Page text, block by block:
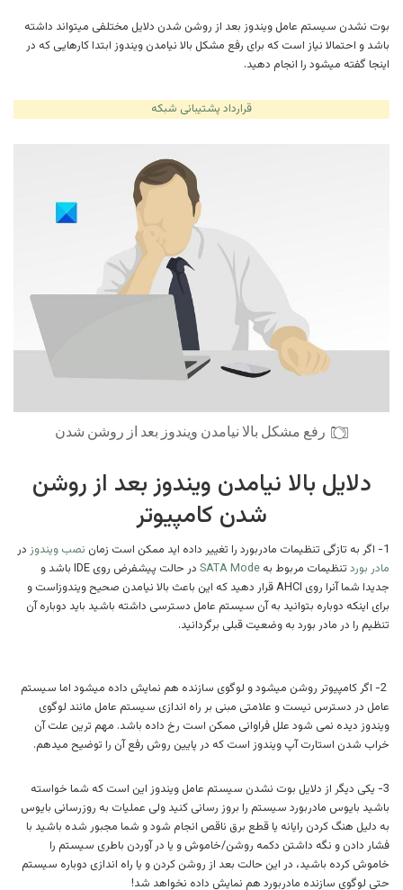
بوت نشدن سیستم عامل ویندوز بعد از روشن شدن دلایل مختلفی میتواند داشته
باشد و احتمالا نیاز است که برای رفع مشکل بالا نیامدن ویندوز ابتدا کارهایی که در
اینجا گفته میشود را انجام دهید.
قرارداد پشتیبانی شبکه
رفع مشکل بالا نیامدن ویندوز بعد از روشن شدن
دلایل بالا نیامدن ویندوز بعد از روشن
شدن کامپیوتر
1- اگر به تازگی تنظیمات مادربورد را تغییر داده اید ممکن است زمان نصب ویندوز در
مادر بورد تنظیمات مربوط به SATA Mode
در حالت پیشفرض روی IDE باشد و
جدیدا شما آنرا روی AHCI قرار دهید که این باعث بالا نیامدن صحیح ویندوزاست و
برای اینکه دوباره بتوانید به آن سیستم عامل دسترسی داشته باشید باید دوباره آن
تنظیم را در مادر بورد به وضعیت قبلی برگردانید.
2- اگر کامپیوتر روشن میشود و لوگوی سازنده هم نمایش داده میشود اما سیستم
عامل در دسترس نیست و علامتی مبنی بر راه اندازی سیستم عامل مانند لوگوی
ویندوز دیده نمی شود علل فراوانی ممکن است رخ داده باشد. مهم ترین علت آن
خراب شدن استارت آپ ویندوز است که در پایین روش رفع آن را توضیح میدهم.
3- یکی دیگر از دلایل بوت نشدن سیستم عامل ویندوز این است که شما خواسته
باشید بایوس مادربورد سیستم را بروز رسانی کنید ولی عملیات به روزرسانی بایوس
به دلیل هنگ کردن رایانه یا قطع برق ناقص انجام شود و شما مجبور شده باشید با
فشار دادن و نگه داشتن دکمه روشن/خاموش و یا در آوردن باطری سیستم را
خاموش کرده باشید، در این حالت بعد از روشن کردن و یا راه اندازی دوباره سیستم
حتی لوگوی سازنده مادربورد هم نمایش داده نخواهد شد!